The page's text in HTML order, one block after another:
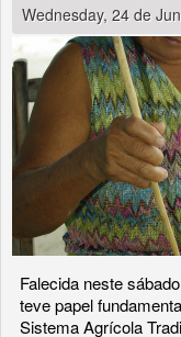
Wednesday, 24 de
Falecida neste
teve papel
Sistema Agrícola